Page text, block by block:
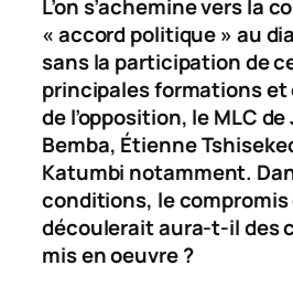
L’on s’achemine vers la
« accord politique » au
sans la participation de
principales formations
de l’opposition, le MLC
Bemba, Étienne
Katumbi notamment.
conditions, le compromis
découlerait aura-t-il des
mis en oeuvre ?